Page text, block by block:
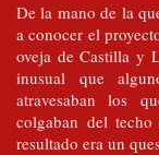
De la mano de la
a conocer el
oveja de Castilla y
inusual que
atravesaban los
colgaban del
resultado era un